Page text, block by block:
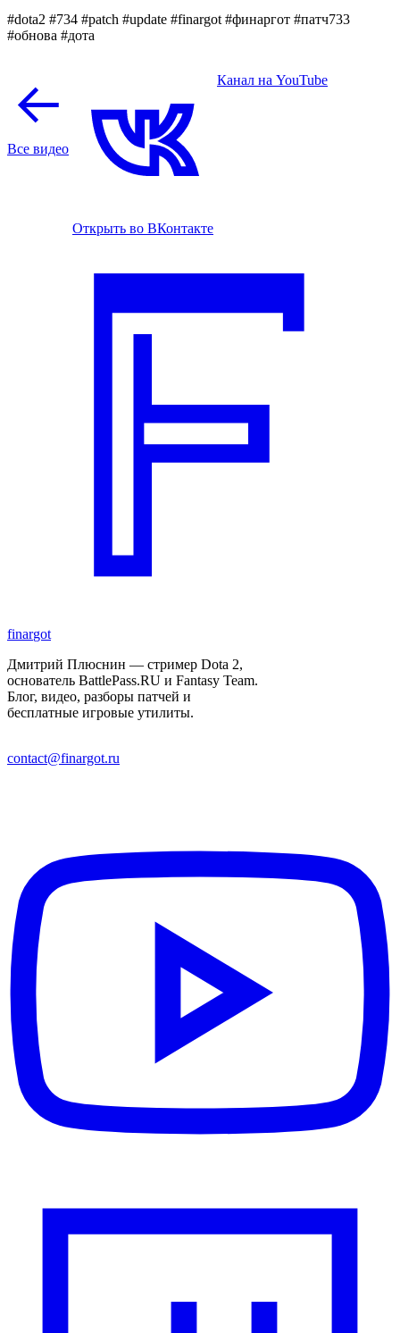
#dota2 #734 #patch #update #finargot #финаргот #патч733
#обнова #дота
Все видео
Открыть во ВКонтакте
Канал на YouTube
finargot
Дмитрий Плюснин — стример Dota 2,
основатель BattlePass.RU и Fantasy Team.
Блог, видео, разборы патчей и
бесплатные игровые утилиты.
contact@finargot.ru